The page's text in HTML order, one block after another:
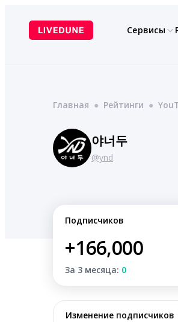
содержимому
Сервисы
Главная ● Рейтинги ●
야너두
@ynd
Подписчиков
+166,000
За 3 месяца: 0
Изменение подписчиков